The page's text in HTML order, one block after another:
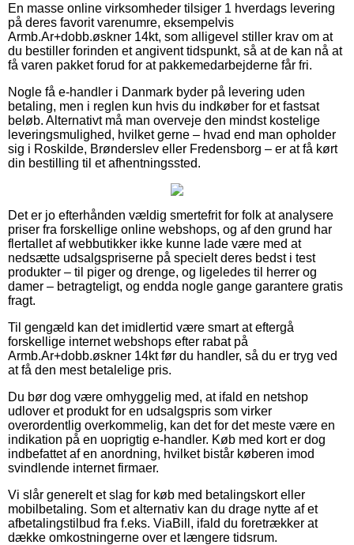
En masse online virksomheder tilsiger 1 hverdags levering
på deres favorit varenumre, eksempelvis
Armb.Ar+dobb.øskner 14kt, som alligevel stiller krav om at
du bestiller forinden et angivent tidspunkt, så at de kan nå at
få varen pakket forud for at pakkemedarbejderne får fri.
Nogle få e-handler i Danmark byder på levering uden
betaling, men i reglen kun hvis du indkøber for et fastsat
beløb. Alternativt må man overveje den mindst kostelige
leveringsmulighed, hvilket gerne – hvad end man opholder
sig i Roskilde, Brønderslev eller Fredensborg – er at få kørt
din bestilling til et afhentningssted.
Det er jo efterhånden vældig smertefrit for folk at analysere
priser fra forskellige online webshops, og af den grund har
flertallet af webbutikker ikke kunne lade være med at
nedsætte udsalgspriserne på specielt deres bedst i test
produkter – til piger og drenge, og ligeledes til herrer og
damer – betragteligt, og endda nogle gange garantere gratis
fragt.
Til gengæld kan det imidlertid være smart at eftergå
forskellige internet webshops efter rabat på
Armb.Ar+dobb.øskner 14kt før du handler, så du er tryg ved
at få den mest betalelige pris.
Du bør dog være omhyggelig med, at ifald en netshop
udlover et produkt for en udsalgspris som virker
overordentlig overkommelig, kan det for det meste være en
indikation på en uoprigtig e-handler. Køb med kort er dog
indbefattet af en anordning, hvilket bistår køberen imod
svindlende internet firmaer.
Vi slår generelt et slag for køb med betalingskort eller
mobilbetaling. Som et alternativ kan du drage nytte af et
afbetalingstilbud fra f.eks. ViaBill, ifald du foretrækker at
dække omkostningerne over et længere tidsrum.